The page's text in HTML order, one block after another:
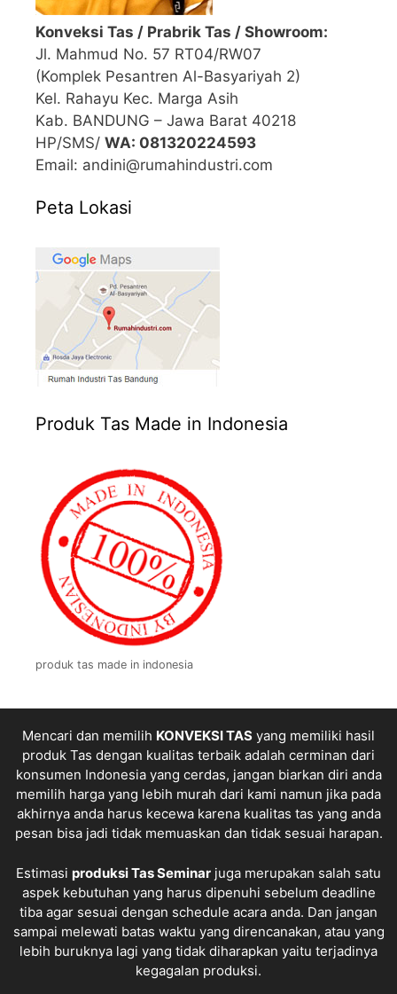
Konveksi Tas / Prabrik Tas / Showroom:
Jl. Mahmud No. 57 RT04/RW07
(Komplek Pesantren Al-Basyariyah 2)
Kel. Rahayu Kec. Marga Asih
Kab. BANDUNG – Jawa Barat 40218
HP/SMS/ WA: 081320224593
Email: andini@rumahindustri.com
Peta Lokasi
Produk Tas Made in Indonesia
produk tas made in indonesia
Mencari dan memilih KONVEKSI TAS yang memiliki hasil
produk Tas dengan kualitas terbaik adalah cerminan dari
konsumen Indonesia yang cerdas, jangan biarkan diri anda
memilih harga yang lebih murah dari kami namun jika pada
akhirnya anda harus kecewa karena kualitas tas yang anda
pesan bisa jadi tidak memuaskan dan tidak sesuai harapan.
Estimasi produksiTas Seminar juga merupakan salah satu
aspek kebutuhan yang harus dipenuhi sebelum deadline
tiba agar sesuai dengan schedule acara anda. Dan jangan
sampai melewati batas waktu yang direncanakan, atau yang
lebih buruknya lagi yang tidak diharapkan yaitu terjadinya
kegagalan produksi.